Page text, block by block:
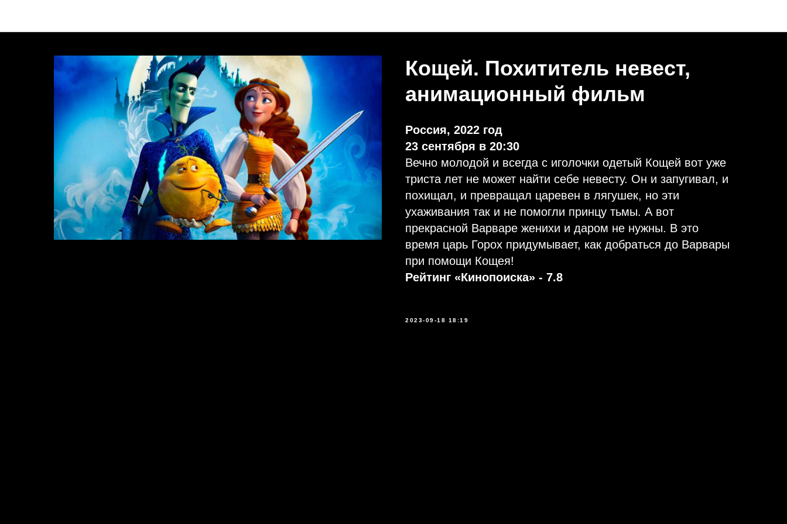
Кощей. Похититель невест,
анимационный фильм
Россия, 2022 год
23 сентября в 20:30
Вечно молодой и всегда с иголочки одетый Кощей вот уже
триста лет не может найти себе невесту. Он и запугивал, и
похищал, и превращал царевен в лягушек, но эти
ухаживания так и не помогли принцу тьмы. А вот
прекрасной Варваре женихи и даром не нужны. В это
время царь Горох придумывает, как добраться до Варвары
при помощи Кощея!
Рейтинг «Кинопоиска» - 7.8
2023-09-18 18:19